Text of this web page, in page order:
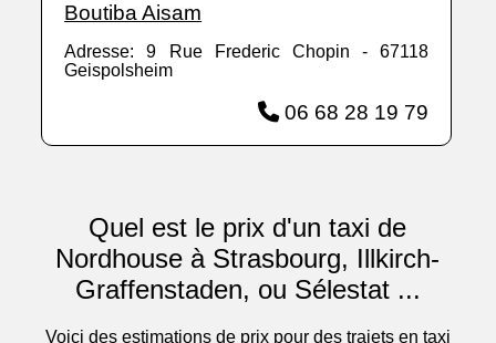
Boutiba Aisam
Adresse: 9 Rue Frederic Chopin - 67118
Geispolsheim
06 68 28 19 79
Quel est le prix d'un taxi de
Nordhouse à Strasbourg, Illkirch-
Graffenstaden, ou Sélestat ...
Voici des estimations de prix pour des trajets en taxi